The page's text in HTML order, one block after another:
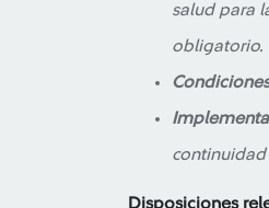
salud para
obligatorio.
Disposiciones